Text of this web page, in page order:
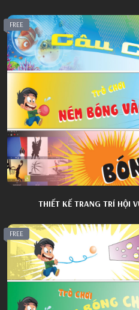
FREE
THIẾT KẾ TRANG TRÍ HỘI
FREE